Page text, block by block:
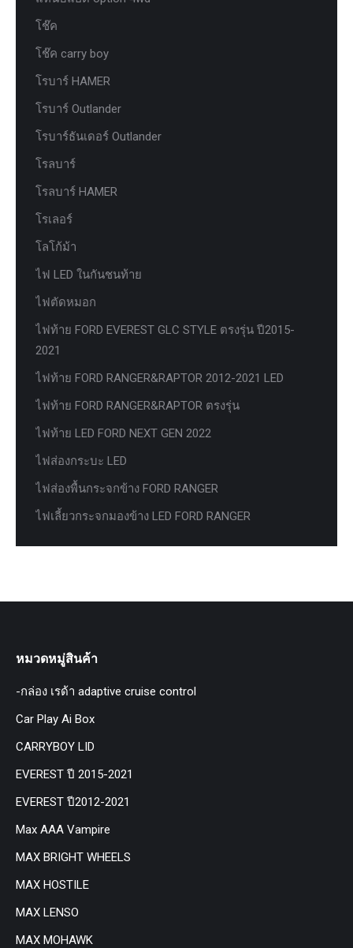
โช๊ค
โช๊ค carry boy
โรบาร์ HAMER
โรบาร์ Outlander
โรบาร์ธันเดอร์ Outlander
โรลบาร์
โรลบาร์ HAMER
โรเลอร์
โลโก้ม้า
ไฟ LED ในกันชนท้าย
ไฟตัดหมอก
ไฟท้าย FORD EVEREST GLC STYLE ตรงรุ่น ปี2015-
2021
ไฟท้าย FORD RANGER&RAPTOR 2012-2021 LED
ไฟท้าย FORD RANGER&RAPTOR ตรงรุ่น
ไฟท้าย LED FORD NEXT GEN 2022
ไฟส่องกระบะ LED
ไฟส่องพื้นกระจกข้าง FORD RANGER
ไฟเลี้ยวกระจกมองข้าง LED FORD RANGER
หมวดหมู่สินค้า
-กล่อง เรด้า adaptive cruise control
Car Play Ai Box
CARRYBOY LID
EVEREST ปี 2015-2021
EVEREST ปี2012-2021
Max AAA Vampire
MAX BRIGHT WHEELS
MAX HOSTILE
MAX LENSO
MAX MOHAWK